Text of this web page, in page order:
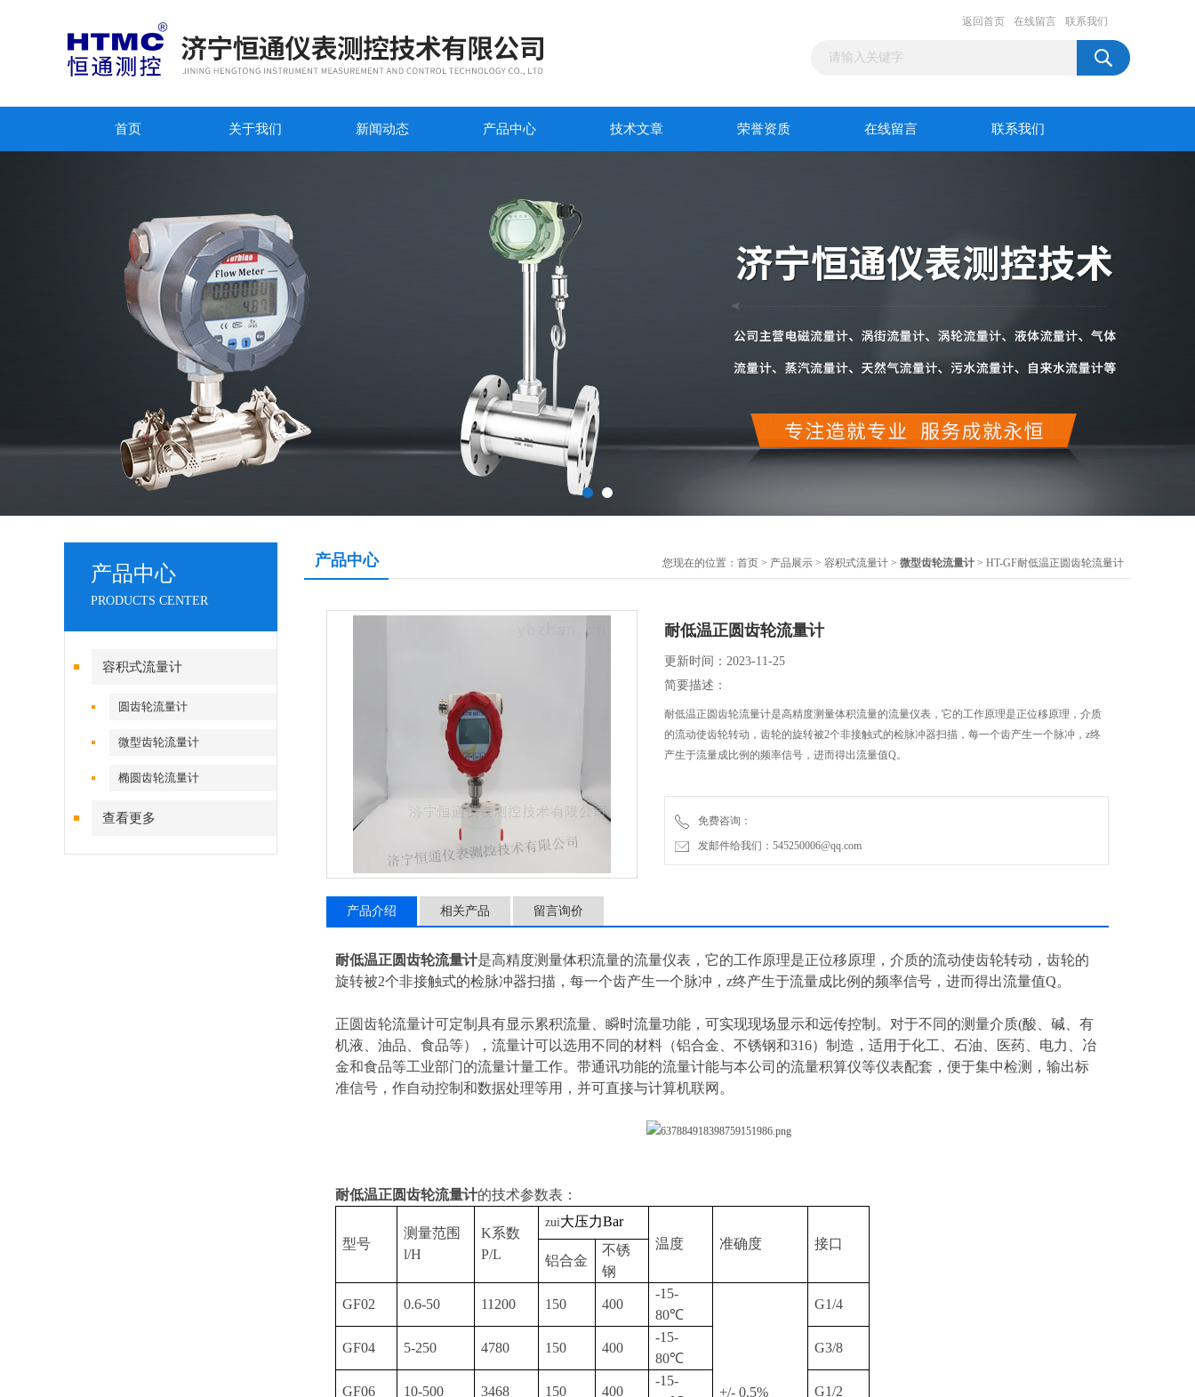
返回首页 在线留言 联系我们
首页 关于我们 新闻动态 产品中心 技术文章 荣誉资质 在线留言 联系我们
产品中心
PRODUCTS CENTER
容积式流量计
圆齿轮流量计
微型齿轮流量计
椭圆齿轮流量计
查看更多
产品中心 您现在的位置： 首页 > 产品展示 > 容积式流量计 > 微型齿轮流量计 > HT-GF耐低温正圆齿轮流量计
耐低温正圆齿轮流量计
更新时间：2023-11-25
简要描述：
耐低温正圆齿轮流量计是高精度测量体积流量的流量仪表，它的工作原理是正位移原理，介质
的流动使齿轮转动，齿轮的旋转被2个非接触式的检脉冲器扫描，每一个齿产生一个脉冲，z终
产生于流量成比例的频率信号，进而得出流量值Q。
免费咨询：
发邮件给我们：545250006@qq.com
产品介绍 相关产品 留言询价
耐低温正圆齿轮流量计是高精度测量体积流量的流量仪表，它的工作原理是正位移原理，介质的流动使齿轮转动，齿轮的
旋转被2个非接触式的检脉冲器扫描，每一个齿产生一个脉冲，z终产生于流量成比例的频率信号，进而得出流量值Q。
正圆齿轮流量计可定制具有显示累积流量、瞬时流量功能，可实现现场显示和远传控制。对于不同的测量介质(酸、碱、有
机液、油品、食品等），流量计可以选用不同的材料（铝合金、不锈钢和316）制造，适用于化工、石油、医药、电力、冶
金和食品等工业部门的流量计量工作。带通讯功能的流量计能与本公司的流量积算仪等仪表配套，便于集中检测，输出标
准信号，作自动控制和数据处理等用，并可直接与计算机联网。
耐低温正圆齿轮流量计的技术参数表：
型号
测量范围
l/H
K系数
P/L
zui大压力Bar
温度
准确度
接口
铝合金
不锈
钢
GF02 0.6-50 11200 150 400
-15-
80℃
+/- 0.5%
G1/4
GF04 5-250 4780 150 400
-15-
80℃
G3/8
GF06 10-500 3468 150 400
-15-
G1/2